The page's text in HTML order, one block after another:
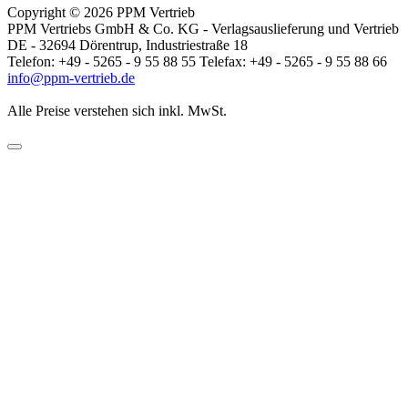
Copyright © 2026 PPM Vertrieb
PPM Vertriebs GmbH & Co. KG - Verlagsauslieferung und Vertrieb
DE - 32694 Dörentrup, Industriestraße 18
Telefon: +49 - 5265 - 9 55 88 55 Telefax: +49 - 5265 - 9 55 88 66
info@ppm-vertrieb.de
Alle Preise verstehen sich inkl. MwSt.